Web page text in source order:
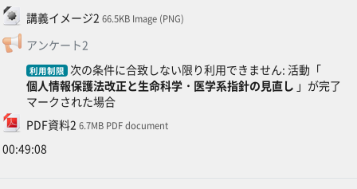
講義イメージ2ファイル66.5KB Image (PNG)
アンケート2フィードバック
利用制限 次の条件に合致しない限り利用できません: 活動「
個人情報保護法改正と生命科学・医学系指針の見直し 」が完了
マークされた場合
PDF資料2
ファイル6.7MB PDF document
00:49:08